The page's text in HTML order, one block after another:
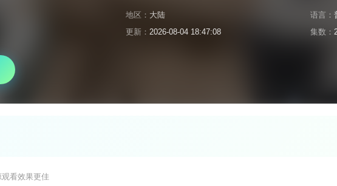
地区： 大陆 语言：
更新： 2026-08-04 18:47:08 集数：
看效果更佳